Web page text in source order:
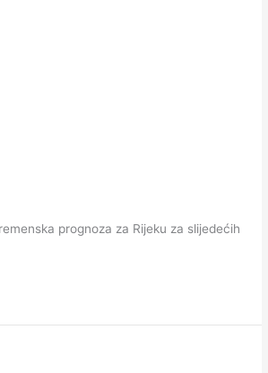
prognoza za Rijeku za slijedećih